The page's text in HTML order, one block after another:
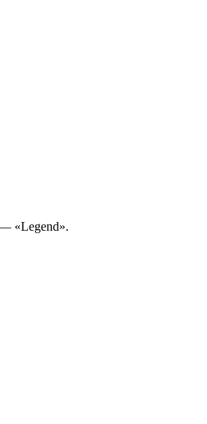
«Legend».